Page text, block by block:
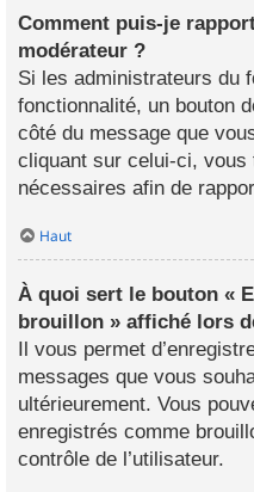
Comment puis-je
modérateur ?
Si les administrateurs du
fonctionnalité, un bouton
côté du message que
cliquant sur celui-ci,
nécessaires afin de
Haut
À quoi sert le bouton «
brouillon » affiché lors
Il vous permet
messages que vous
ultérieurement. Vous
enregistrés comme
contrôle de l’utilisateur.